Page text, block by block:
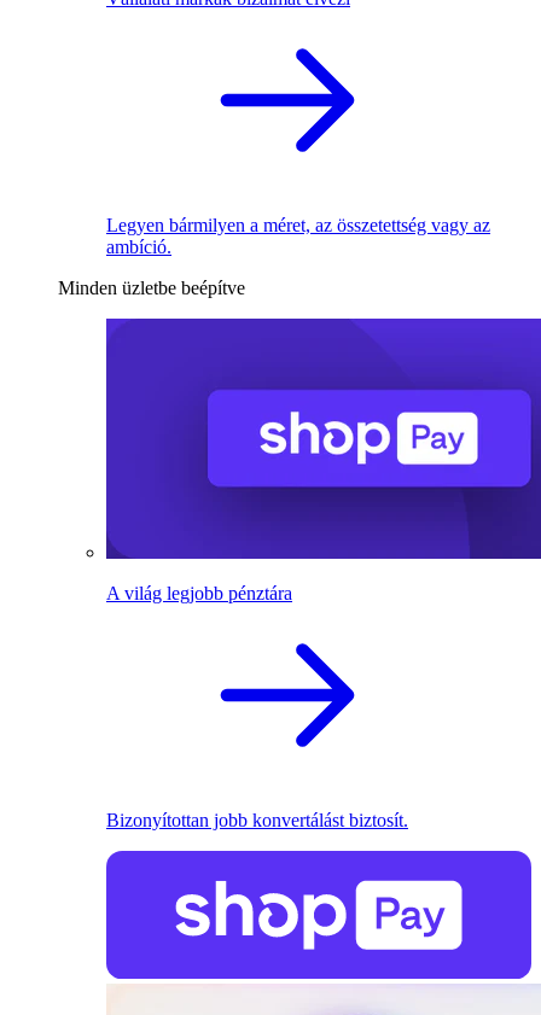
Legyen bármilyen a méret, az összetettség vagy az
ambíció.
Minden üzletbe beépítve
A világ legjobb pénztára
Bizonyítottan jobb konvertálást biztosít.